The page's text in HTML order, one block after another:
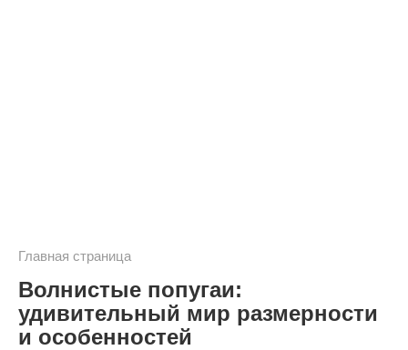
Главная страница
Волнистые попугаи:
удивительный мир размерности
и особенностей